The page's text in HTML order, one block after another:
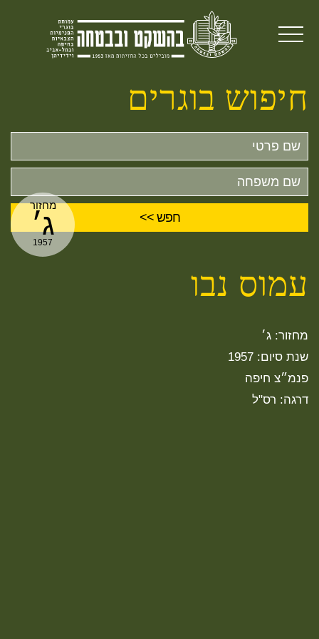
חיפוש בוגרים
שם
פרטי
שם
משפחה
מחזור
ג׳
1957
עמוס נבו
מחזור: ג׳
שנת סיום: 1957
פנמ״צ חיפה
דרגה: רס"ל